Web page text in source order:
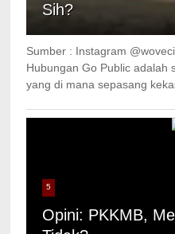
Sih?
Sumber : Instagram
Hubungan Go Public adalah
yang di mana sepasang
5
Opini: PKKMB,